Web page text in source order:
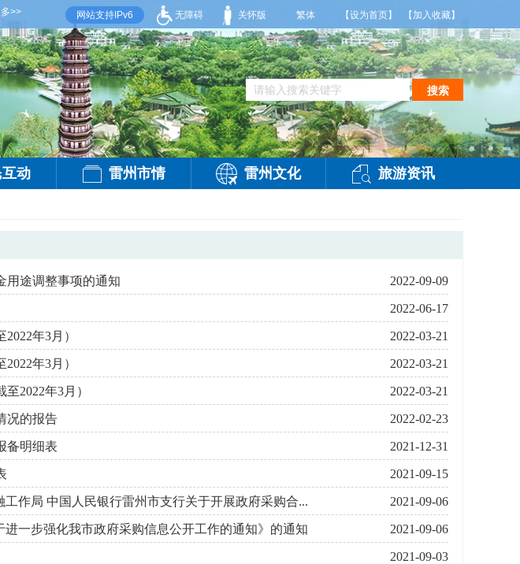
州晚间天气】今晚到明天白天，阴天间多云，有雷阵雨，局部大雨，东南风2～3级，气温25～32℃，相对湿度70～95%
>> 网站支持IPv6 无障碍 关怀版 繁体 【设为首页】 【加入收藏】
搜索
动 雷州市情 雷州文化 旅游资讯
2022-09-09
用途调整事项的通知
2022-06-17
2022-03-21
年3月）
2022-03-21
年3月）
2022-03-21
2022年3月）
2022-02-23
况的报告
2021-12-31
备明细表
2021-09-15
2021-09-06
作局 中国人民银行雷州市支行关于开展政府采购合...
2021-09-06
一步强化我市政府采购信息公开工作的通知》的通知
2021-09-03